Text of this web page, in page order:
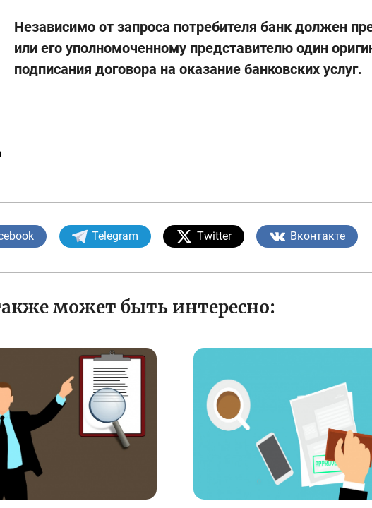
Независимо от запроса потребителя банк должен
или его уполномоченному представителю один
подписания договора на оказание банковских услуг.
Telegram Twitter Вконтакте
может быть интересно: